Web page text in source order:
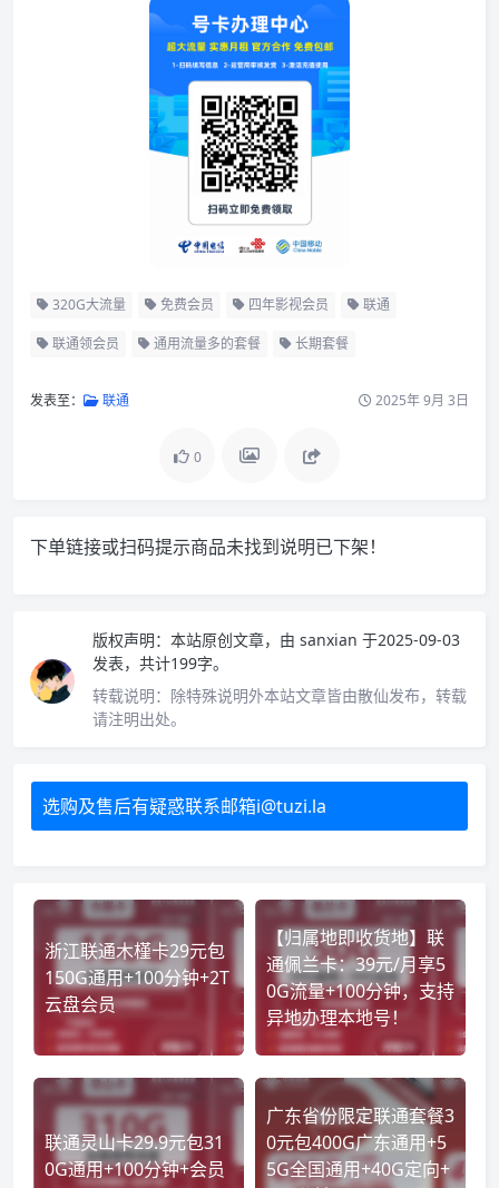
320G大流量 免费会员 四年影视会员 联通
联通领会员 通用流量多的套餐 长期套餐
发表至： 联通 2025年 9月 3日
0
下单链接或扫码提示商品未找到说明已下架！
版权声明： 本站原创文章，由 sanxian 于2025-09-03
发表，共计199字。
转载说明： 除特殊说明外本站文章皆由散仙发布，转载
请注明出处。
选购及售后有疑惑联系邮箱i@tuzi.la
浙江联通木槿卡29元包
150G通用+100分钟+2T
云盘会员
【归属地即收货地】联
通佩兰卡：39元/月享5
0G流量+100分钟，支持
异地办理本地号！
联通灵山卡29.9元包31
0G通用+100分钟+会员
广东省份限定联通套餐3
0元包400G广东通用+5
5G全国通用+40G定向+